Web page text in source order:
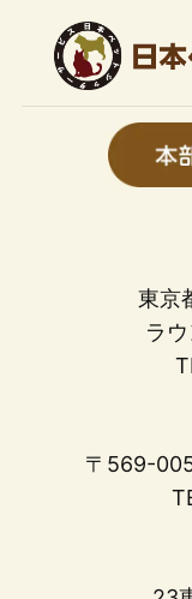
東京
ラ
〒569-